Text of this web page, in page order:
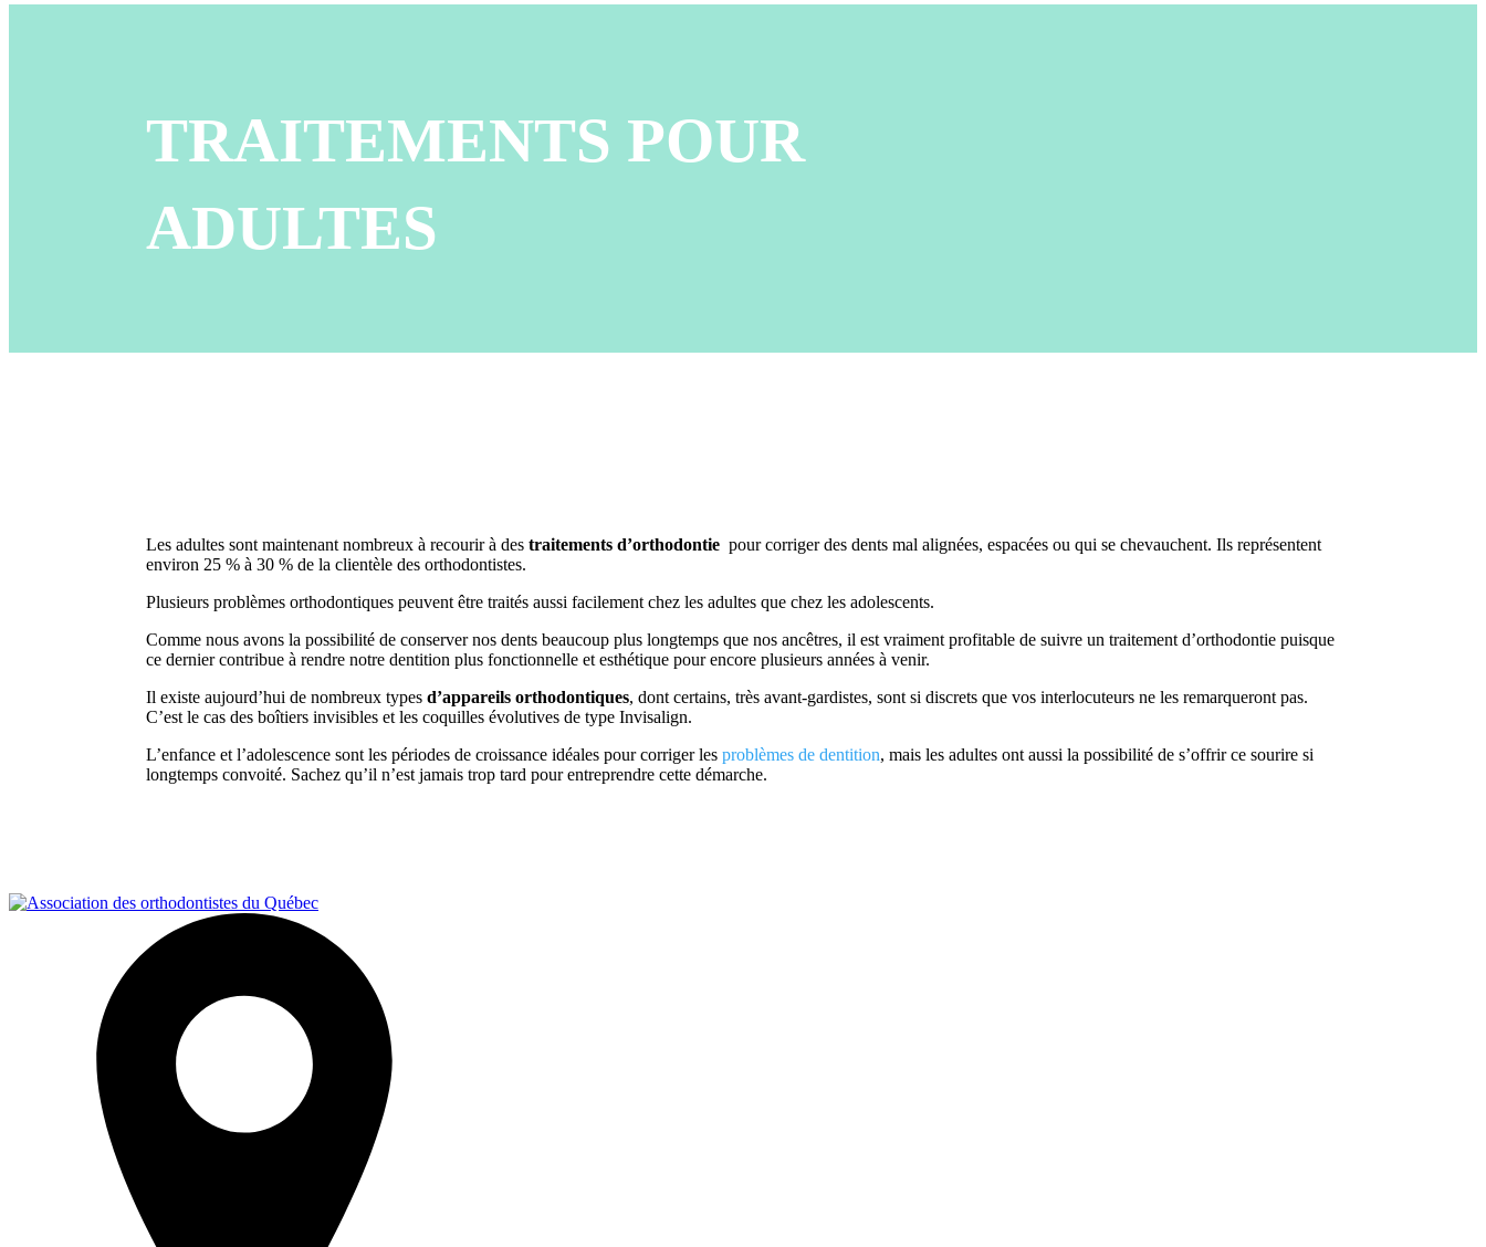
TRAITEMENTS POUR
ADULTES
Les adultes sont maintenant nombreux à recourir à des traitements d’orthodontie pour corriger des dents mal alignées, espacées ou qui se chevauchent. Ils représentent
environ 25 % à 30 % de la clientèle des orthodontistes.
Plusieurs problèmes orthodontiques peuvent être traités aussi facilement chez les adultes que chez les adolescents.
Comme nous avons la possibilité de conserver nos dents beaucoup plus longtemps que nos ancêtres, il est vraiment profitable de suivre un traitement d’orthodontie puisque
ce dernier contribue à rendre notre dentition plus fonctionnelle et esthétique pour encore plusieurs années à venir.
Il existe aujourd’hui de nombreux types d’appareils orthodontiques, dont certains, très avant-gardistes, sont si discrets que vos interlocuteurs ne les remarqueront pas.
C’est le cas des boîtiers invisibles et les coquilles évolutives de type Invisalign.
L’enfance et l’adolescence sont les périodes de croissance idéales pour corriger les problèmes de dentition, mais les adultes ont aussi la possibilité de s’offrir ce sourire si
longtemps convoité. Sachez qu’il n’est jamais trop tard pour entreprendre cette démarche.